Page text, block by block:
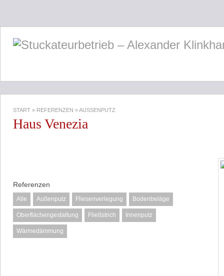
START » REFERENZEN »AUSSENPUTZ
Haus Venezia
Referenzen
Alle Außenputz Fliesenverlegung Bodenbeläge
Oberflächengestaltung Fließstrich Innenputz
Wärmedämmung